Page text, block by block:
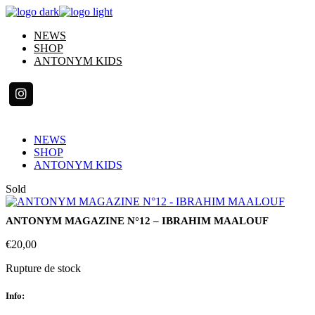
Skip
content
NEWS
SHOP
ANTONYM KIDS
NEWS
SHOP
ANTONYM KIDS
Sold
ANTONYM MAGAZINE N°12 – IBRAHIM MAALOUF
€20,00
Rupture de stock
Info: